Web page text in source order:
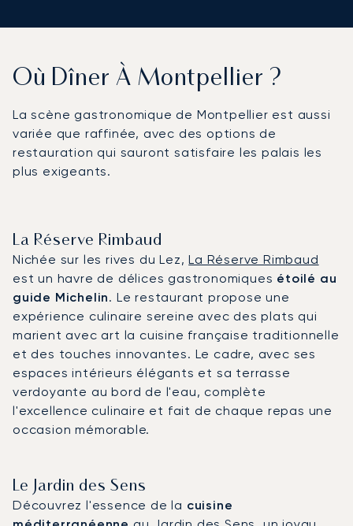
Où Dîner À Montpellier ?
La scène gastronomique de Montpellier est aussi
variée que raffinée, avec des options de
restauration qui sauront satisfaire les palais les
plus exigeants.
La Réserve Rimbaud
Nichée sur les rives du Lez,La Réserve Rimbaud
est un havre de délices gastronomiques étoilé au
guide Michelin. Le restaurant propose une
expérience culinaire sereine avec des plats qui
marient avec art la cuisine française traditionnelle
et des touches innovantes. Le cadre, avec ses
espaces intérieurs élégants et sa terrasse
verdoyante au bord de l'eau, complète
l'excellence culinaire et fait de chaque repas une
occasion mémorable.
Le Jardin des Sens
Découvrez l'essence de la cuisine